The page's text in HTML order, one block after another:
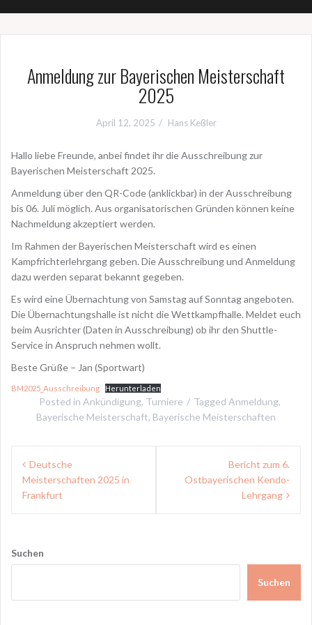
Anmeldung zur Bayerischen Meisterschaft
2025
April 12, 2025 Hans Keßler
Hallo liebe Freunde, anbei findet ihr die Ausschreibung zur
Bayerischen Meisterschaft 2025.
Anmeldung über den QR-Code (anklickbar) in der Ausschreibung
bis 06. Juli möglich. Aus organisatorischen Gründen können keine
Nachmeldung akzeptiert werden.
Im Rahmen der Bayerischen Meisterschaft wird es einen
Kampfrichterlehrgang geben. Die Ausschreibung und Anmeldung
dazu werden separat bekannt gegeben.
Es wird eine Übernachtung von Samstag auf Sonntag angeboten.
Die Übernachtungshalle ist nicht die Wettkampfhalle. Meldet euch
beim Ausrichter (Daten in Ausschreibung) ob ihr den Shuttle-
Service in Anspruch nehmen wollt.
Beste Grüße – Jan (Sportwart)
BM2025_Ausschreibung Herunterladen
Posted in Ankündigung, Turniere Tagged Anmeldung,
Bayerische Meisterschaft, Bayerische Meisterschaften
Beitragsnavigation
Deutsche
Meisterschaften 2025 in
Frankfurt
Bericht zum 6.
Ostbayerischen Kendo-
Lehrgang
Suchen
Suchen